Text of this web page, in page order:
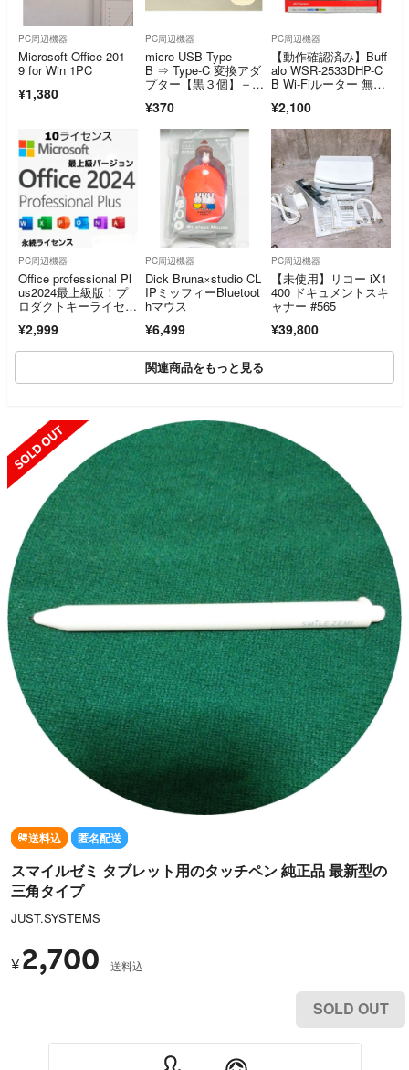
PC周辺機器
Microsoft Office 201
9 for Win 1PC
¥1,380
PC周辺機器
micro USB Type-
B ⇒ Type-C 変換アダ
プター【黒３個】＋コ
充電、写真転送・・◆
動作品
¥370
PC周辺機器
【動作確認済み】Buff
alo WSR-2533DHP-C
B Wi-Fiルーター 無線
N親機 バッファロー
¥2,100
PC周辺機器
Office professional Pl
us2024最上級版！プ
ロダクトキーライセン
2024pro-10台
¥2,999
PC周辺機器
Dick Bruna×studio CL
IPミッフィーBluetoot
hマウス
¥6,499
PC周辺機器
【未使用】リコー iX1
400 ドキュメントスキ
ャナー #565
¥39,800
関連商品をもっと見る
SOLD OUT
送料込 匿名配送
スマイルゼミ タブレット用のタッチペン 純正品 最新型の
三角タイプ
JUST.SYSTEMS
¥ 2,700 送料込
SOLD OUT